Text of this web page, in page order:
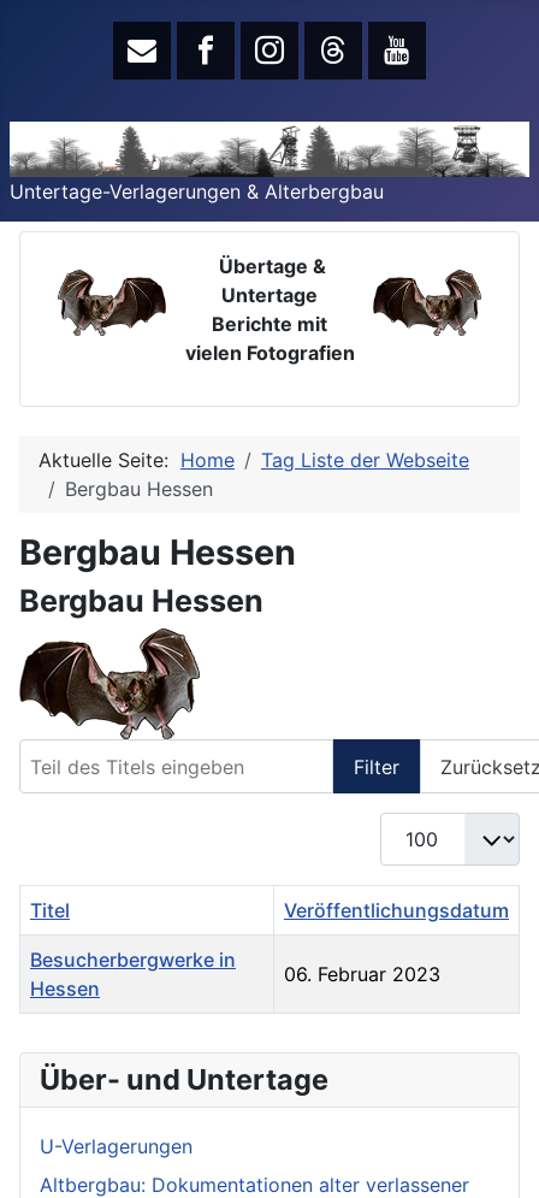
Untertage-Verlagerungen & Alterbergbau
Übertage &
Untertage
Berichte mit
vielen Fotografien
Aktuelle Seite: Home
Tag Liste der Webseite
Bergbau Hessen
Bergbau Hessen
Bergbau Hessen
Filter
Anzeige #
Titel Veröffentlichungsdatum
Besucherbergwerke in
Hessen
06. Februar 2023
Über- und Untertage
U-Verlagerungen
Altbergbau: Dokumentationen alter verlassener